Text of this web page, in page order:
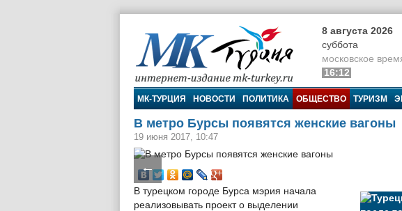
МК-Турция
8 августа 2026
суббота
московское
16:12
МК-ТУРЦИЯ НОВОСТИ ПОЛИТИКА ОБЩЕСТВО ТУРИЗМ
В метро Бурсы появятся женские вагоны
19 июня 2017, 10:47
←
В турецком городе Бурса мэрия начала
реализовывать проект о выделении